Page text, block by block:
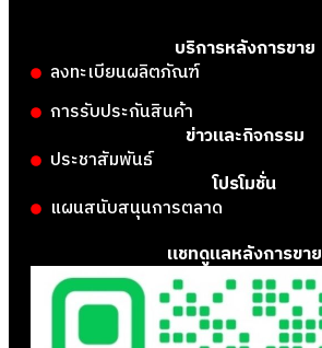
บริการหลังการขาย
ลงทะเบียนผลิตภัณฑ์
การรับประกันสินค้า
ข่าวและกิจกรรม
ประชาสัมพันธ์
โปรโมชั่น
แผนสนับสนุนการตลาด
แชทดูแลหลังการขาย